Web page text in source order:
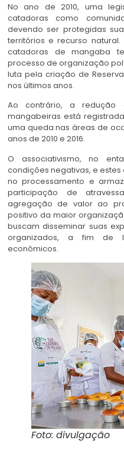
No ano de 2010, uma
catadoras como
devendo ser protegidas
territórios e recurso
catadoras de mangaba
processo de organização
luta pela criação de
nos últimos anos.
Ao contrário, a redução
mangabeiras está
uma queda nas áreas de
anos de 2010 e 2016.
O associativismo, no
condições negativas, e
no processamento e
participação de
agregação de valor ao
positivo da maior
buscam disseminar suas
organizados, a fim de
econômicos.
Foto: divulgação